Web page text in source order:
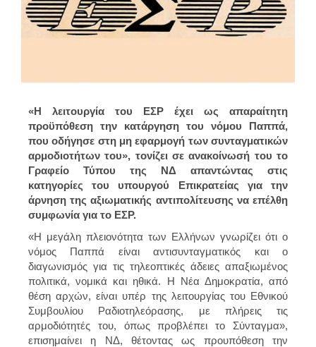
«H λειτουργία του ΕΣΡ έχει ως απαραίτητη
προϋπόθεση την κατάργηση του νόμου Παππά,
που οδήγησε στη μη εφαρμογή των συνταγματικών
αρμοδιοτήτων του», τονίζει σε ανακοίνωσή του το
Γραφείο Τύπου της ΝΔ απαντώντας στις
κατηγορίες του υπουργού Επικρατείας για την
άρνηση της αξιωματικής αντιπολίτευσης να επέλθη
συμφωνία για το ΕΣΡ.
«Η μεγάλη πλειονότητα των Ελλήνων γνωρίζει ότι ο
νόμος Παππά είναι αντισυνταγματικός και ο
διαγωνισμός για τις τηλεοπτικές άδειες απαξιωμένος
πολιτικά, νομικά και ηθικά. Η Νέα Δημοκρατία, από
θέση αρχών, είναι υπέρ της λειτουργίας του Εθνικού
Συμβουλίου Ραδιοτηλεόρασης, με πλήρεις τις
αρμοδιότητές του, όπως προβλέπει το Σύνταγμα»,
επισημαίνει η ΝΔ, θέτοντας ως προυπόθεση την